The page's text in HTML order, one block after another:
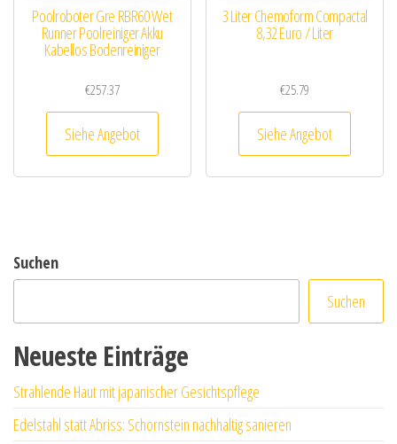
Poolroboter Gre RBR60 Wet
Runner Poolreiniger Akku
Kabellos Bodenreiniger
€257.37
Siehe Angebot
3 Liter Chemoform Compactal
8,32 Euro / Liter
€25.79
Siehe Angebot
Suchen
Suchen
Neueste Einträge
Strahlende Haut mit japanischer Gesichtspflege
Edelstahl statt Abriss: Schornstein nachhaltig sanieren